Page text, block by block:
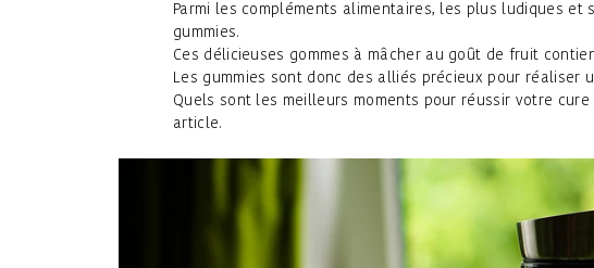
Parmi les compléments alimentaires, les plus ludiques
gummies.
Ces délicieuses gommes à mâcher au goût de fruit
Les gummies sont donc des alliés précieux pour réaliser
Quels sont les meilleurs moments pour réussir votre cure
article.